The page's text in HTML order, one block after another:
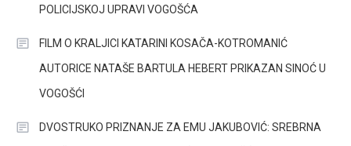
POLICIJSKOJ UPRAVI VOGOŠĆA
FILM O KRALJICI KATARINI KOSAČA-KOTROMANIĆ
AUTORICE NATAŠE BARTULA HEBERT PRIKAZAN SINOĆ U
VOGOŠĆI
DVOSTRUKO PRIZNANJE ZA EMU JAKUBOVIĆ: SREBRNA